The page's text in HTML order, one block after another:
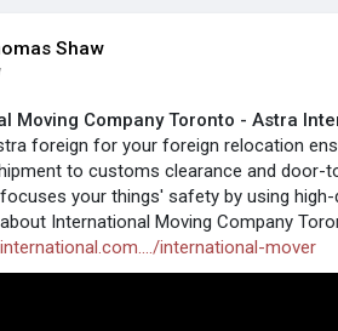
Shaw
Moving Company Toronto - Astra
foreign for your foreign relocation
to customs clearance and door-
your things' safety by using
International Moving Company
international-mover